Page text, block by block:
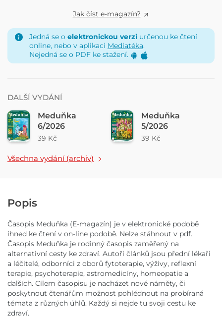
Jak číst e-magazín?
Jedná se o elektronickou verzi určenou ke čtení
online, nebo v aplikaci Mediatéka.
Nejedná se o PDF ke stažení.
DALŠÍ VYDÁNÍ
Meduňka
6/2026
39 Kč
Meduňka
5/2026
39 Kč
Všechna vydání (archiv)
Popis
Časopis Meduňka (E-magazín) je v elektronické podobě
ihned ke čtení v on-line podobě. Nelze stáhnout v pdf.
Časopis Meduňka je rodinný časopis zaměřený na
alternativní cesty ke zdraví. Autoři článků jsou přední lékaři
a léčitelé, odborníci z oborů fytoterapie, výživy, reflexní
terapie, psychoterapie, astromedicíny, homeopatie a
dalších. Cílem časopisu je nacházet nové náměty, či
poskytnout čtenářům možnost pohlédnout na probíraná
témata z různých úhlů. Každý si nejde tu svoji cestu ke
zdraví.